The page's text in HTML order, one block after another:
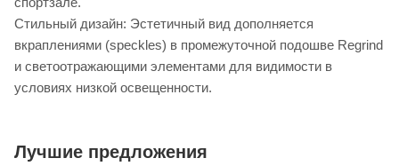
Стильный дизайн: Эстетичный вид дополняется
вкраплениями (speckles) в промежуточной подошве Regrind
и светоотражающими элементами для видимости в
условиях низкой освещенности.
Лучшие предложения